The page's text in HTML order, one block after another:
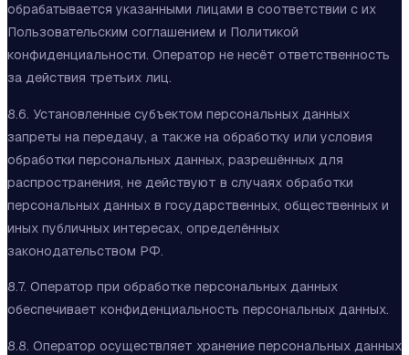
обрабатывается указанными лицами в соответствии с их
Пользовательским соглашением и Политикой
конфиденциальности. Оператор не несёт ответственность
за действия третьих лиц.
8.6. Установленные субъектом персональных данных
запреты на передачу, а также на обработку или условия
обработки персональных данных, разрешённых для
распространения, не действуют в случаях обработки
персональных данных в государственных, общественных и
иных публичных интересах, определённых
законодательством РФ.
8.7. Оператор при обработке персональных данных
обеспечивает конфиденциальность персональных данных.
8.8. Оператор осуществляет хранение персональных данных